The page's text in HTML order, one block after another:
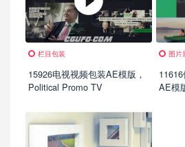
栏目包装
15926电视视频包装AE模版，
Political Promo TV
图片
AE模